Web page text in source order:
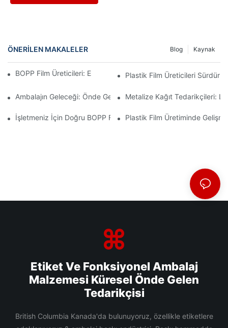
ÖNERILEN MAKALELER Kaynak
Blog
BOPP Film Üreticileri: Esnek Ambalajın Omurgası
Plastik Film Üreticileri
Ambalajın Geleceği: Önde Gelen Malzeme Üreticilerinden Elde
Metalize Kağıt Tedarikçileri:
İşletmeniz İçin Doğru BOPP Film Tedarikçisini Seçmenin Önemi
Plastik Film Üretiminde
Etiket Ve Fonksiyonel Ambalaj
Malzemesi Küresel Önde Gelen
Tedarikçisi
British Columbia Kanada'da bulunuyoruz, özellikle etiketlere